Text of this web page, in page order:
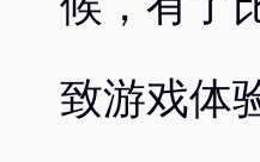
致游戏体